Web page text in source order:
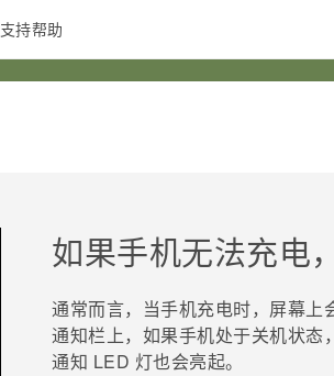
支持帮助
在线客服
如果手机无法充电
通常而言，当手机充电时，屏幕上
通知栏上，如果手机处于关机状态
通知 LED 灯也会亮起。